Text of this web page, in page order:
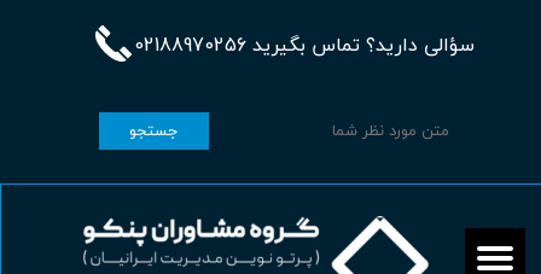
سؤالی دارید؟ تماس بگیرید 02188970256
جستجو